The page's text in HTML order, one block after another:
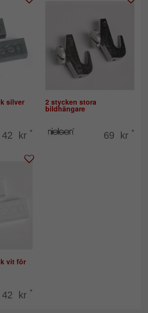
silver
42 kr *
2 stycken stora
bildhängare
69 kr *
vit för
42 kr *